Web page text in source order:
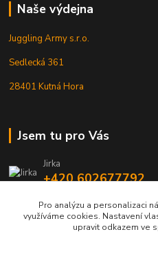
Naše výdejna
Juggling Army s.r.o.
Sedlecká 361
28401 Kutná Hora
Jsem tu pro Vás
Jirka
+420 602677792
info@jarmy.cz
Pro analýzu a personalizaci
využíváme cookies. Nastavení
upravit odkazem ve